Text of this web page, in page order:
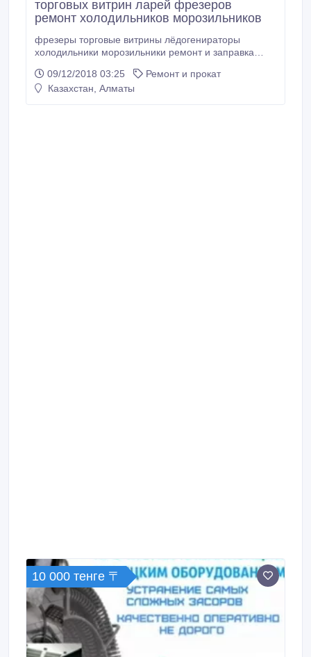
торговых витрин ларей фрезеров
ремонт холодильников морозильников
фрезеры торговые витрины лёдогенираторы
холодильники морозильники ремонт и заправка
09/12/2018 03:25
Ремонт и прокат
Казахстан, Алматы
10 000 тенге 〒